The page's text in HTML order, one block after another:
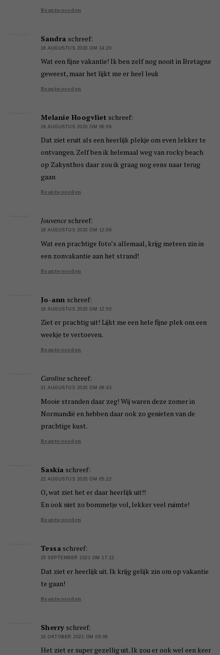
Beantwoorden
Sandra schreef:
16 AUGUSTUS 2020 OM 14:20
Wat een fijne vakantie! Ik ben zelf nog nooit in Bretagne
geweest, maar het lijkt me er heel leuk
Beantwoorden
Melanie Hoogvliet schreef:
18 AUGUSTUS 2020 OM 06:09
Dat ziet eruit als een heerlijk plekje om even lekker te
ontvangen. Zelf ben ik helemaal weg van rocky beach
op Zakynthos daar zou ik graag nog eens naar terug
gaan
Beantwoorden
Jouvence schreef:
18 AUGUSTUS 2020 OM 12:09
Wat een prachtige foto’s allemaal, krijg meteen zin in
een zonvakantie aan het strand!
Beantwoorden
Jo-ann schreef:
18 AUGUSTUS 2020 OM 12:50
Ziet er prachtig uit! Lijkt me een hele fijne plek om een
weekje te vertoeven.
Beantwoorden
Caroline schreef:
21 AUGUSTUS 2020 OM 09:43
Mooie stranden daar zeg! Wij waren deze zomer in
Normandië en hebben daar ook zo genieten van de
prachtige kust.
Beantwoorden
Saskia schreef:
22 AUGUSTUS 2020 OM 05:22
O, wat ziet het er daar heerlijk uit!!
En ook niet zo bommetje vol, lekker veel ruimte!
Beantwoorden
Tessa schreef:
25 SEPTEMBER 2021 OM 17:12
Dat ziet er heerlijk uit. Ik krijg gelijk zin om op vakantie
te gaan!
Beantwoorden
Sherry schreef:
10 OKTOBER 2021 OM 09:06
Het ziet er super gezellig uit. Ik zou er ook wel een keer